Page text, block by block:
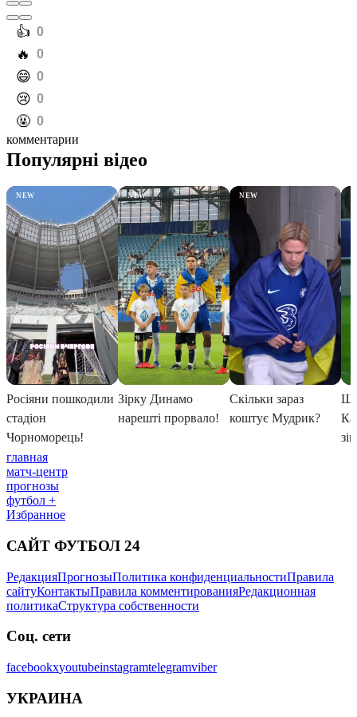
️👍 0
️🔥 0
️😄 0
️😢 0
️🤬 0
комментарии
главная
матч-центр
прогнозы
футбол +
Избранное
САЙТ ФУТБОЛ 24
РедакцияПрогнозыПолитика конфиденциальностиПравила
сайтуКонтактыПравила комментированияРедакционная
политикаСтруктура собственности
Соц. сети
facebookxyoutubeinstagramtelegramviber
УКРАИНА